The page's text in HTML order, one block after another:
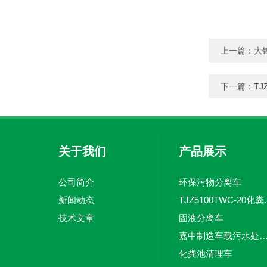
上一篇： 大
下一篇：
关于我们
公司简介
新闻动态
技术文章
产品展示
环保污物分离车
固液分离车
嘉中制造车载污水处理设备-环
化粪池清理车